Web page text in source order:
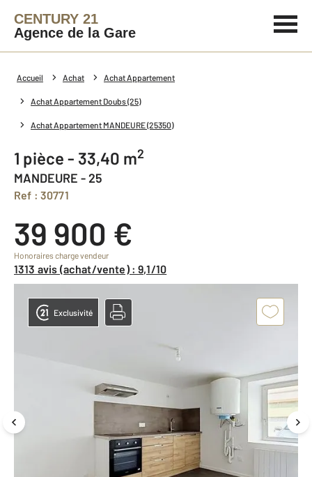
CENTURY 21
Agence de la Gare
Accueil Achat Achat Appartement
Achat Appartement Doubs (25)
Achat Appartement MANDEURE (25350)
1 pièce - 33,40 m2
MANDEURE - 25
Ref : 30771
39 900 €
Honoraires charge vendeur
1313 avis (achat/vente) : 9,1/10
Exclusivité